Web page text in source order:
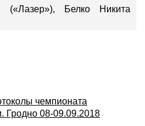
(«Лазер»), Белко Никита
чемпионата
Гродно 08-09.09.2018